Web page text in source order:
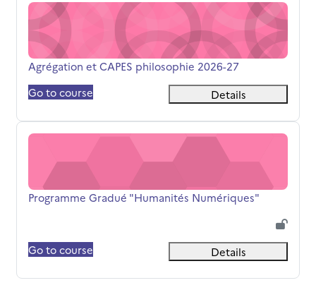
Agrégation et CAPES philosophie 2026-27
Nome da disciplina
Agrégation et CAPES philosophie 2026-27
Go to course
Details
Programme Gradué "Humanités Numériques"
Nome da disciplina
Programme Gradué "Humanités Numériques"
Go to course Details